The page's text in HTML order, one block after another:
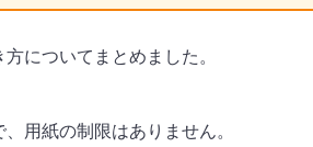
についてまとめました。
用紙の制限はありません。